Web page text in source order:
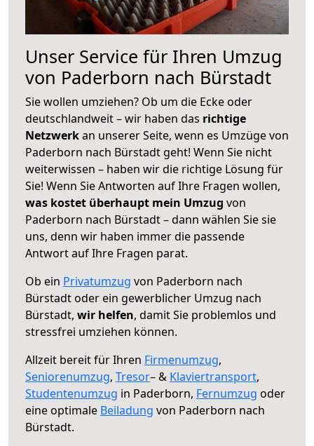
Unser Service für Ihren Umzug
von Paderborn nach Bürstadt
Sie wollen umziehen? Ob um die Ecke oder
deutschlandweit – wir haben das richtige
Netzwerkan unserer Seite, wenn es Umzüge von
Paderborn nach Bürstadt geht! Wenn Sie nicht
weiterwissen – haben wir die richtige Lösung für
Sie! Wenn Sie Antworten auf Ihre Fragen wollen,
was kostet überhaupt mein Umzug von
Paderborn nach Bürstadt – dann wählen Sie sie
uns, denn wir haben immer die passende
Antwort auf Ihre Fragen parat.
Ob ein Privatumzug von Paderborn nach
Bürstadt oder ein gewerblicher Umzug nach
Bürstadt, wir helfen, damit Sie problemlos und
stressfrei umziehen können.
Allzeit bereit für Ihren Firmenumzug,
Seniorenumzug, Tresor– & Klaviertransport,
Studentenumzug in Paderborn, Fernumzug oder
eine optimale Beiladung von Paderborn nach
Bürstadt.